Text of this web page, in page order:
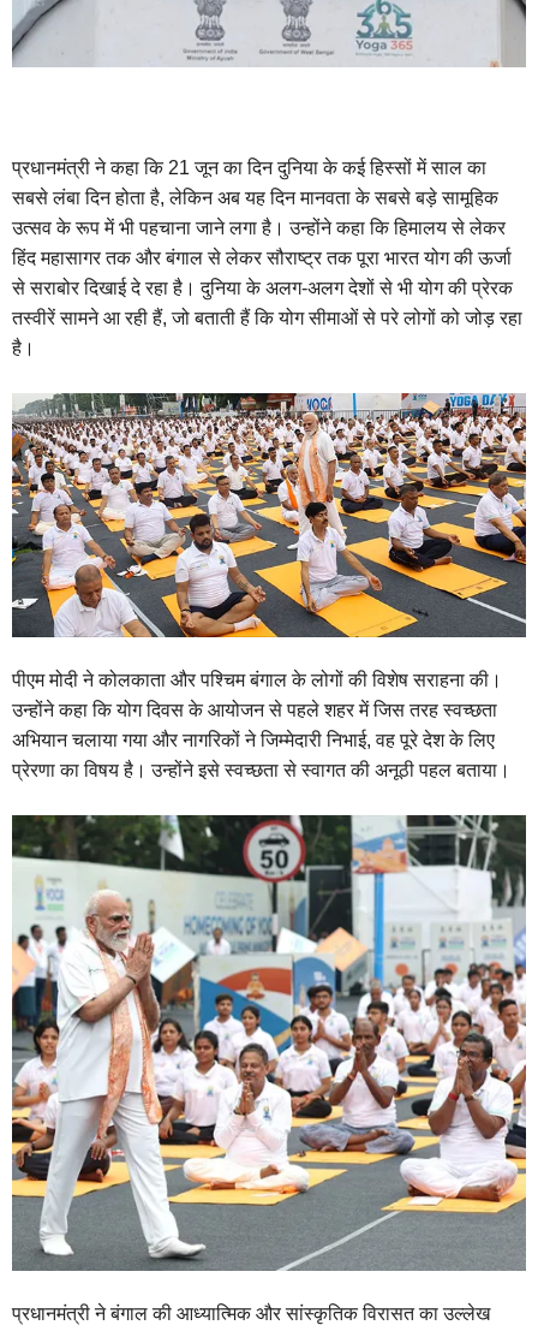
प्रधानमंत्री ने कहा कि 21 जून का दिन दुनिया के कई हिस्सों में साल का
सबसे लंबा दिन होता है, लेकिन अब यह दिन मानवता के सबसे बड़े सामूहिक
उत्सव के रूप में भी पहचाना जाने लगा है। उन्होंने कहा कि हिमालय से लेकर
हिंद महासागर तक और बंगाल से लेकर सौराष्ट्र तक पूरा भारत योग की ऊर्जा
से सराबोर दिखाई दे रहा है। दुनिया के अलग-अलग देशों से भी योग की प्रेरक
तस्वीरें सामने आ रही हैं, जो बताती हैं कि योग सीमाओं से परे लोगों को जोड़ रहा
है।
पीएम मोदी ने कोलकाता और पश्चिम बंगाल के लोगों की विशेष सराहना की।
उन्होंने कहा कि योग दिवस के आयोजन से पहले शहर में जिस तरह स्वच्छता
अभियान चलाया गया और नागरिकों ने जिम्मेदारी निभाई, वह पूरे देश के लिए
प्रेरणा का विषय है। उन्होंने इसे स्वच्छता से स्वागत की अनूठी पहल बताया।
प्रधानमंत्री ने बंगाल की आध्यात्मिक और सांस्कृतिक विरासत का उल्लेख